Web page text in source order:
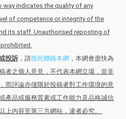
way indicates the quality of any
of competence or integrity of the
its staff. Unauthorised reposting of
投訴 ，請按此聯絡本網 ，本網會盡快為
者之個人意見，不代表本網立場，並非
而評論亦僅限於投稿者對工作環境的意
產品或服務質素或工作能力及品格誠信
上內容至第三方網站，違者必究。